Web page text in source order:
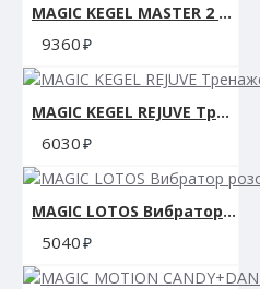
MAGIC KEGEL MASTER 2 Тренажер Кегеля розовый
9360
MAGIC KEGEL REJUVE Тренажер Кегеля
6030
MAGIC LOTOS Вибратор розовый
5040